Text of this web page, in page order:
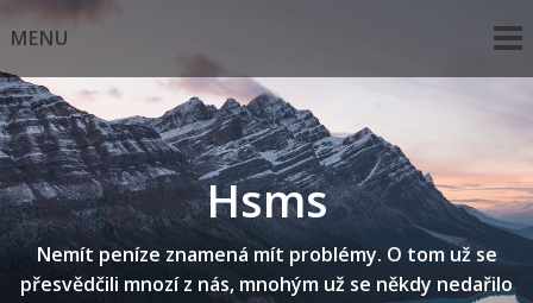
Skip
toMENU
Hsms
Nemít peníze znamená mít problémy. O tom už se
přesvědčili mnozí z nás, mnohým už se někdy nedařilo